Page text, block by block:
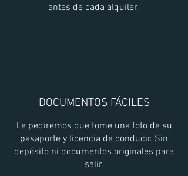
antes de cada alquiler.
DOCUMENTOS FÁCILES
Le pediremos que tome una foto de su
pasaporte y licencia de conducir. Sin
depósito ni documentos originales para
salir.